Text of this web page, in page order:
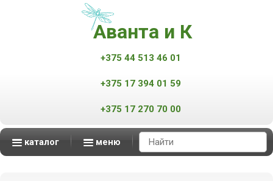
Аванта и К
+375 44 513 46 01
+375 17 394 01 59
+375 17 270 70 00
каталог меню